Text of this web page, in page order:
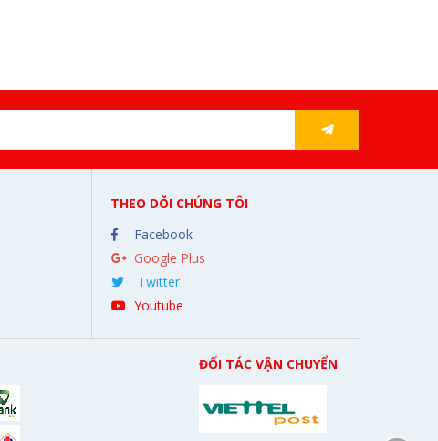
THEO DÕI CHÚNG TÔI
Facebook
Google Plus
Twitter
Youtube
ĐỐI TÁC VẬN CHUYỂN